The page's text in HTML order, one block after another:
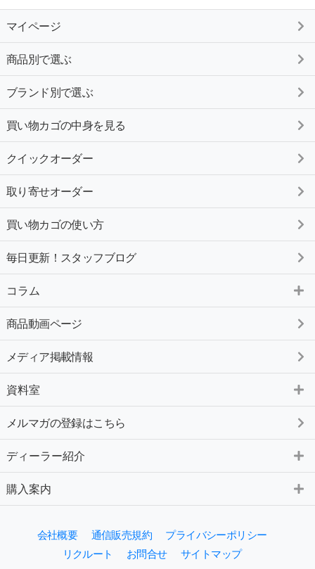
マイページ
商品別で選ぶ
ブランド別で選ぶ
買い物カゴの中身を見る
クイックオーダー
取り寄せオーダー
買い物カゴの使い方
毎日更新！スタッフブログ
コラム
商品動画ページ
メディア掲載情報
資料室
メルマガの登録はこちら
ディーラー紹介
購入案内
会社概要 通信販売規約
プライバシーポリシー
リクルート
お問合せ サイトマップ